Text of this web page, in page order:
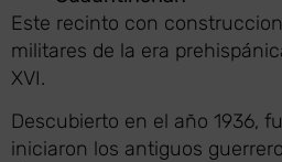
Este recinto con
militares de la era
XVI.
Descubierto en el año 1936,
iniciaron los antiguos